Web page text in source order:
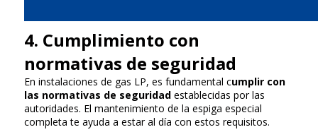
4. Cumplimiento con
normativas de seguridad
En instalaciones de gas LP, es fundamental cumplir con
las normativas de seguridad establecidas por las
autoridades. El mantenimiento de la espiga especial
completa te ayuda a estar al día con estos requisitos.